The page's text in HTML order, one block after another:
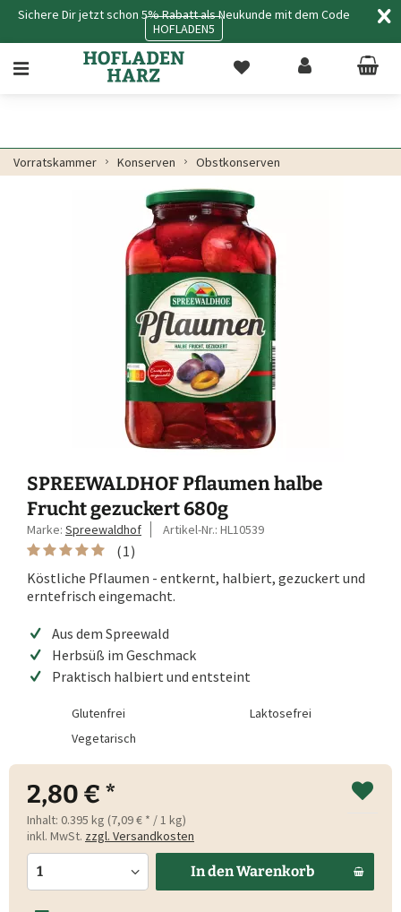
Sichere Dir jetzt schon 5% Rabatt als Neukunde mit dem Code
HOFLADEN5
Vorratskammer Konserven Obstkonserven
SPREEWALDHOF Pflaumen halbe
Frucht gezuckert 680g
Marke: Spreewaldhof Artikel-Nr.: HL10539
(1 )
Köstliche Pflaumen - entkernt, halbiert, gezuckert und
erntefrisch eingemacht.
Aus dem Spreewald
Herbsüß im Geschmack
Praktisch halbiert und entsteint
Glutenfrei
Laktosefrei
Vegetarisch
2,80 € *
Inhalt: 0.395 kg (7,09 € * / 1 kg)
inkl. MwSt. zzgl. Versandkosten
In denWarenkorb